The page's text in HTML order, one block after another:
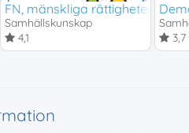
FN, mänskliga rättigheter och
Samhällskunskap
4,1
3,7